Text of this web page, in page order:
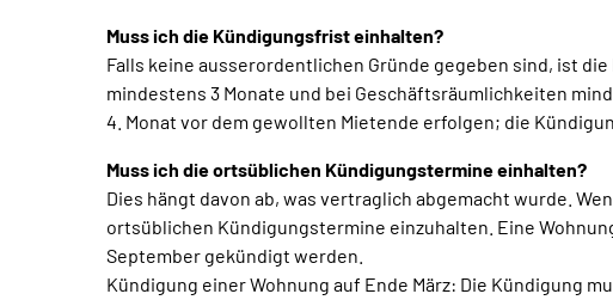
Muss ich die Kündigungsfrist einhalten?
Falls keine ausserordentlichen Gründe gegeben sind, ist
mindestens 3 Monate und bei Geschäftsräumlichkeiten
4. Monat vor dem gewollten Mietende erfolgen; die
Muss ich die ortsüblichen Kündigungstermine einhalten?
Dies hängt davon ab, was vertraglich abgemacht wurde.
ortsüblichen Kündigungstermine einzuhalten. Eine
September gekündigt werden.
Kündigung einer Wohnung auf Ende März: Die Kündigung